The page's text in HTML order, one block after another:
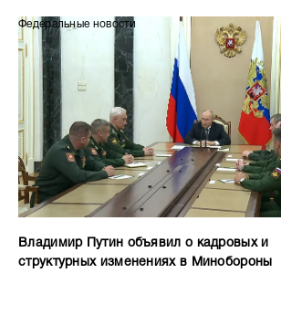
Федеральные новости
Владимир Путин объявил о кадровых и
структурных изменениях в Минобороны